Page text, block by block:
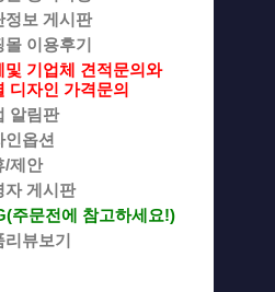
정보 게시판
몰 이용후기
및 기업체 견적문의와
디자인 가격문의
알림판
인옵션
/제안
자 게시판
주문전에 참고하세요!)
뷰보기